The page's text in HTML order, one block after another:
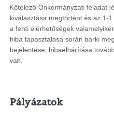
Kötelező Önkormányzati feladat
kiválasztása megtörtént és az 1-
a fenti elérhetőségek
hiba tapasztalása során bárki
bejelentése, hibaelhárítása
van.
Pályázatok